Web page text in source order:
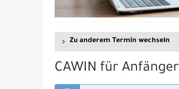
Zu anderem Termin wechseln
CAWIN für Anfänger